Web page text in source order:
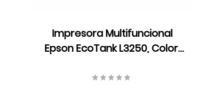
Impresora Multifuncional
Epson EcoTank L3250, Color,
C11CJ67301